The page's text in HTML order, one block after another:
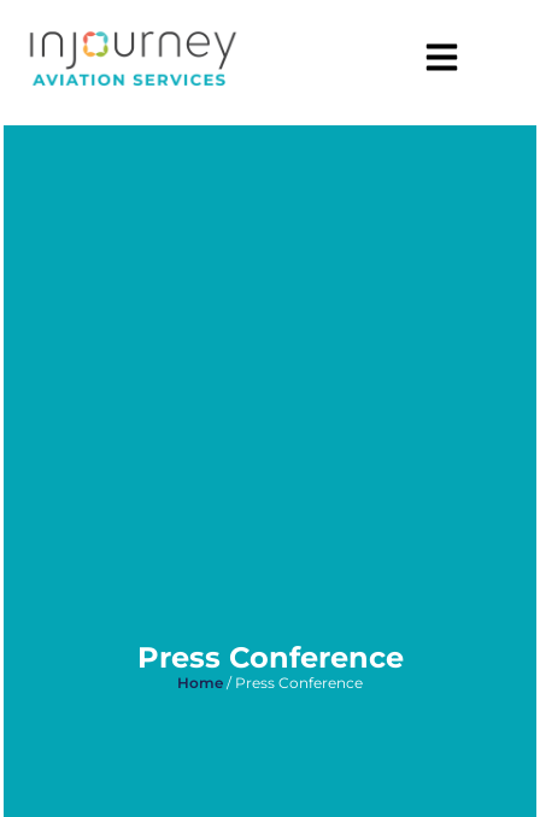
Press Conference
Home / Press Conference